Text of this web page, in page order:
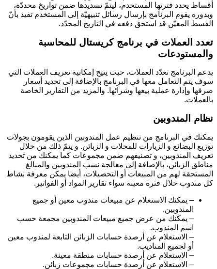
أقساط يحدد فترتها المستخدم، ليتمّ تسديدها ضمن تواريخ محددّة،
وبدوره يقوم البرنامج بإرسال رسائل تنبيهيّة إلى المستخدم تفيد بأنّ
القسط المعيّن قد استحق دفعه في التاريخ المحدّد.
تعدد العملات في برنامج كريستال للمحاسبة
والمستودعات
يدعم البرنامج تعدّد العملات، حيث يتيح إمكانية تعريف العملات التي
سوف يتم التعامل معها في البرنامج بالإضافة إلى تحديد أسعار
صرفها وإدارة عملية بيعها وشرائها. والمزيد من التقارير الخاصة
بالعملات.
نظام المندوبين
يمكنك في البرنامج من تنظيم عمل المندوبين الذين يقومون بجولات
توزيع البضائع و الزيارات للمحلات و الزبائن. و يتمّ ذلك من خلال
تعريف المندوبين، و تصنيفهم ضمن مجموعات كما يمكنك من تحديد
مناطق الزبائن، بالإضافة إلى معالجة نسب المندوبين والمبالغ
المستحقة لهم من المبيعات أو التحصيلات، أيضا يمكن معرفة نشاط
كل مندوب خلال فترة معينة سواء تقارير المواد أو الفواتير.
– يمكنك الاستعلام عن مبيعات مندوب معين أو جميع
المندوبين.
– يمكنك من عرض جميع مبيعات المندوبين مجمعة حسب
اسم المندوب.
– الاستعلام عن أرصدة حسابات الزبائن التابعة لمندوب معين
أو لجميع المناديب.
– الاستعلام عن أرصدة حسابات منطقة معينة.
– الاستعلام عن أرصدة حسابات مجموعات زبائن.